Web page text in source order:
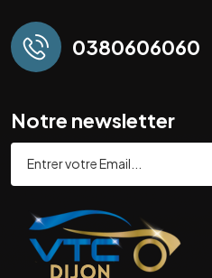
0380606060
Notre newsletter